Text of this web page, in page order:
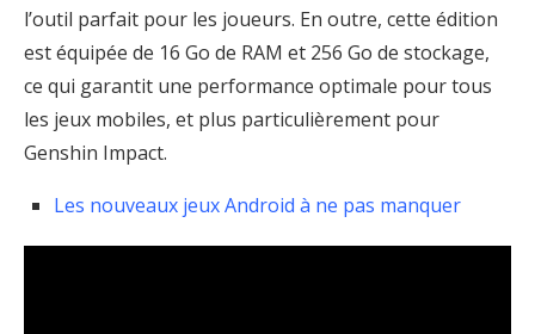
l’outil parfait pour les joueurs. En outre, cette édition
est équipée de 16 Go de RAM et 256 Go de stockage,
ce qui garantit une performance optimale pour tous
les jeux mobiles, et plus particulièrement pour
Genshin Impact.
Les nouveaux jeux Android à ne pas manquer